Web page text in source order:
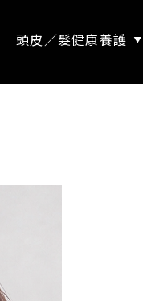
頭皮／髮健康養護